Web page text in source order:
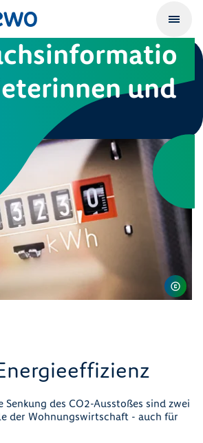
und
des CO2-Ausstoßes sind zwei
der Wohnungswirtschaft - auch für